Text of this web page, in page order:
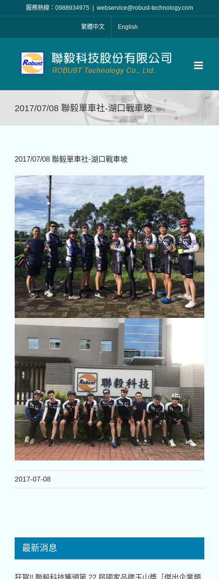
服務熱線：0988934975 webservice@robust-technology.com
繁體中文 English
2017/07/08 聯毅單車社-湖口戰車坡
2017/07/08 聯毅單車社-湖口戰車坡
2017-07-08
最新消息
狂賀!! 聯毅科技獲頒第 22 屆國家品牌玉山獎［傑出企業類